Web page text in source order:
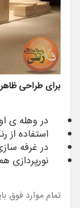
برای طراحی
در وهله ی
استفاده از
در غرفه
نورپردازی
تمام موارد فوق